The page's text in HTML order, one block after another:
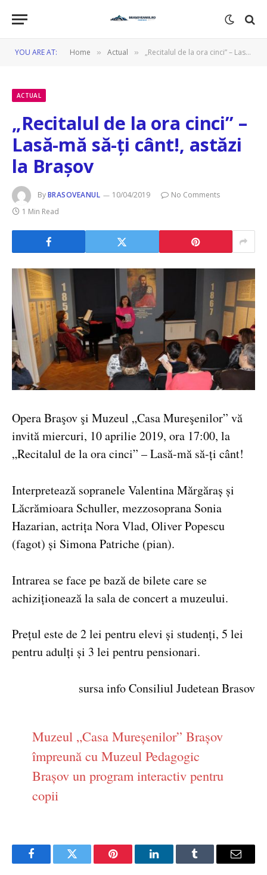
YOU ARE AT: Home » Actual » „Recitalul de la ora cinci” – Lasă-mă să-ți cânt!, astăzi la Brașov
ACTUAL
„Recitalul de la ora cinci” –
Lasă-mă să-ți cânt!, astăzi
la Brașov
ByBRASOVEANUL 10/04/2019
No Comments
1 Min Read
Opera Braşov şi Muzeul „Casa Mureşenilor” vă
invită miercuri, 10 aprilie 2019, ora 17:00, la
„Recitalul de la ora cinci” – Lasă-mă să-ți cânt!
Interpretează sopranele Valentina Mărgăraș și
Lăcrămioara Schuller, mezzosoprana Sonia
Hazarian, actrița Nora Vlad, Oliver Popescu
(fagot) și Simona Patriche (pian).
Intrarea se face pe bază de bilete care se
achiziționează la sala de concert a muzeului.
Prețul este de 2 lei pentru elevi și studenți, 5 lei
pentru adulți și 3 lei pentru pensionari.
sursa info Consiliul Judetean Brasov
Muzeul „Casa Mureșenilor” Brașov
împreună cu Muzeul Pedagogic
Brașov un program interactiv pentru
copii
FacebookTwitter Pinterest LinkedInTumblr Email